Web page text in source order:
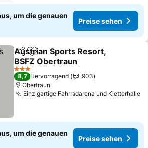
um die genauen
Preise sehen
TeilenZu Favoriten hinzufügen
Austrian Sports Resort,
BSFZ Obertraun
3 Sterne
8,7 Hervorragend
903
Obertraun
Einzigartige Fahrradarena und Kletterhalle
um die genauen
Preise sehen